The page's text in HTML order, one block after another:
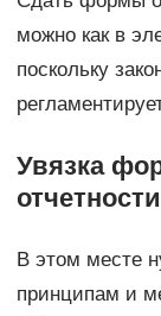
можно как в
поскольку
Увязка
В этом месте
принципам и